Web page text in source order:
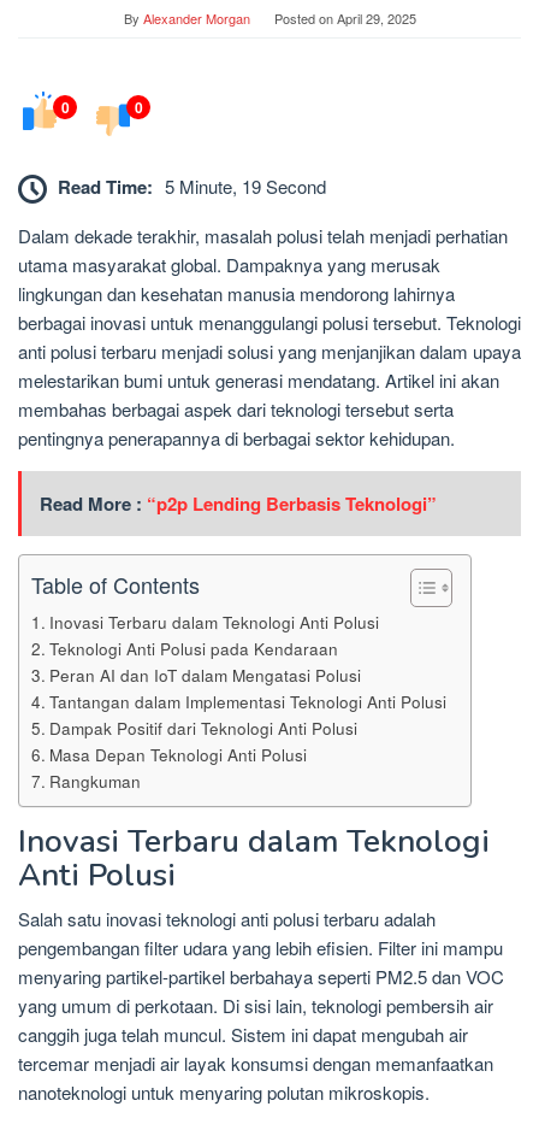
By Alexander Morgan Posted onApril 29, 2025
0 0
Read Time: 5 Minute, 19 Second
Dalam dekade terakhir, masalah polusi telah menjadi perhatian
utama masyarakat global. Dampaknya yang merusak
lingkungan dan kesehatan manusia mendorong lahirnya
berbagai inovasi untuk menanggulangi polusi tersebut. Teknologi
anti polusi terbaru menjadi solusi yang menjanjikan dalam upaya
melestarikan bumi untuk generasi mendatang. Artikel ini akan
membahas berbagai aspek dari teknologi tersebut serta
pentingnya penerapannya di berbagai sektor kehidupan.
Read More : “p2p Lending Berbasis Teknologi”
Table of Contents
Inovasi Terbaru dalam Teknologi Anti Polusi
Teknologi Anti Polusi pada Kendaraan
Peran AI dan IoT dalam Mengatasi Polusi
Tantangan dalam Implementasi Teknologi Anti Polusi
Dampak Positif dari Teknologi Anti Polusi
Masa Depan Teknologi Anti Polusi
Rangkuman
Inovasi Terbaru dalam Teknologi
Anti Polusi
Salah satu inovasi teknologi anti polusi terbaru adalah
pengembangan filter udara yang lebih efisien. Filter ini mampu
menyaring partikel-partikel berbahaya seperti PM2.5 dan VOC
yang umum di perkotaan. Di sisi lain, teknologi pembersih air
canggih juga telah muncul. Sistem ini dapat mengubah air
tercemar menjadi air layak konsumsi dengan memanfaatkan
nanoteknologi untuk menyaring polutan mikroskopis.